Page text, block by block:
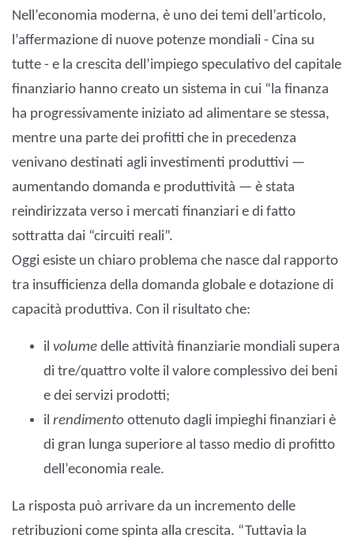
Nell’economia moderna, è uno dei temi dell’articolo,
l’affermazione di nuove potenze mondiali - Cina su
tutte - e la crescita dell’impiego speculativo del capitale
finanziario hanno creato un sistema in cui “la finanza
ha progressivamente iniziato ad alimentare se stessa,
mentre una parte dei profitti che in precedenza
venivano destinati agli investimenti produttivi —
aumentando domanda e produttività — è stata
reindirizzata verso i mercati finanziari e di fatto
sottratta dai “circuiti reali”.
Oggi esiste un chiaro problema che nasce dal rapporto
tra insufficienza della domanda globale e dotazione di
capacità produttiva. Con il risultato che:
il volume delle attività finanziarie mondiali supera
di tre/quattro volte il valore complessivo dei beni
e dei servizi prodotti;
il rendimento ottenuto dagli impieghi finanziari è
di gran lunga superiore al tasso medio di profitto
dell’economia reale.
La risposta può arrivare da un incremento delle
retribuzioni come spinta alla crescita. “Tuttavia la